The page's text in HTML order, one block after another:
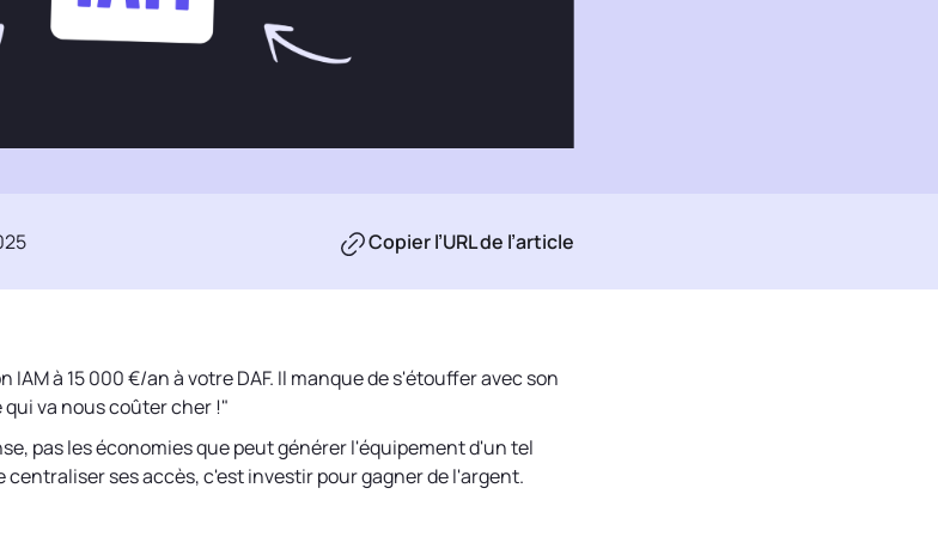
Copier l’URL de l’article
IAM à 15 000 €/an à votre DAF. Il manque de s'étouffer avec son
va nous coûter cher !"
pas les économies que peut générer l'équipement d'un tel
ses accès, c'est investir pour gagner de l'argent.